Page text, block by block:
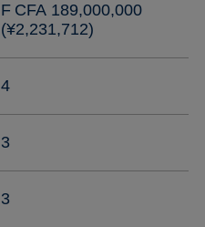
F CFA 189,000,000
(¥2,231,712)
4
3
3